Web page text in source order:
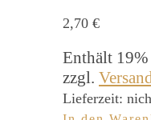
2,70 €
Enthält
zzgl.
Lieferzeit: